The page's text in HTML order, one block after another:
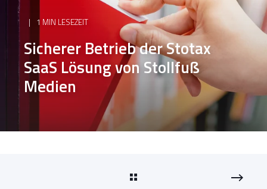
1 MIN LESEZEIT
Sicherer Betrieb der Stotax
SaaS Lösung von Stollfuß
Medien